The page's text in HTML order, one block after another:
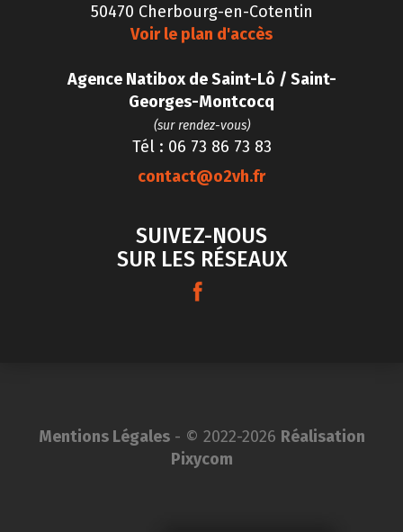
50470 Cherbourg-en-Cotentin
Voir le plan d'accès
Agence Natibox de Saint-Lô / Saint-
Georges-Montcocq
(sur rendez-vous)
Tél : 06 73 86 73 83
contact@o2vh.fr
SUIVEZ-NOUS
SUR LES RÉSEAUX
Mentions Légales- © 2022-2026 Réalisation
Pixycom